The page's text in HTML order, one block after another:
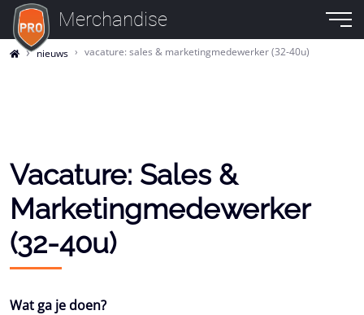
Merchandise
nieuws vacature: sales & marketingmedewerker (32-40u)
Vacature: Sales &
Marketingmedewerker
(32-40u)
Wat ga je doen?